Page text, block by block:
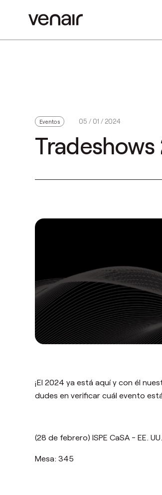
Eventos 05 / 01 / 2024
¡El 2024 ya está aquí y con él
dudes en verificar cuál evento
(28 de febrero) ISPE CaSA - EE. UU.
Mesa: 345